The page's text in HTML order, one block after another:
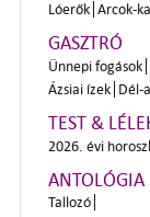
Lóerők Arcok-
GASZTRÓ
Ünnepi fogások
Ázsiai ízek Dél-
TEST &
2026. évi
ANTOLÓGIA
Tallozó